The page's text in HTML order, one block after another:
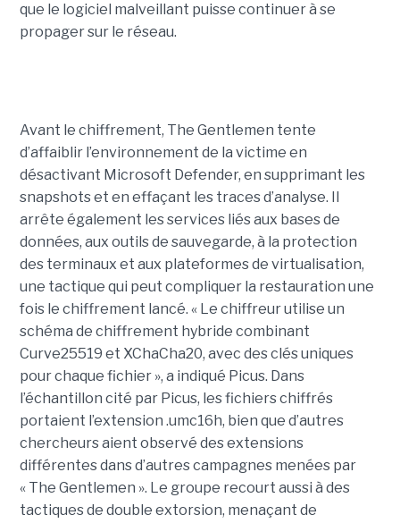
que le logiciel malveillant puisse continuer à se
propager sur le réseau.
Avant le chiffrement, The Gentlemen tente
d’affaiblir l’environnement de la victime en
désactivant Microsoft Defender, en supprimant les
snapshots et en effaçant les traces d’analyse. Il
arrête également les services liés aux bases de
données, aux outils de sauvegarde, à la protection
des terminaux et aux plateformes de virtualisation,
une tactique qui peut compliquer la restauration une
fois le chiffrement lancé. « Le chiffreur utilise un
schéma de chiffrement hybride combinant
Curve25519 et XChaCha20, avec des clés uniques
pour chaque fichier », a indiqué Picus. Dans
l’échantillon cité par Picus, les fichiers chiffrés
portaient l’extension .umc16h, bien que d’autres
chercheurs aient observé des extensions
différentes dans d’autres campagnes menées par
« The Gentlemen ». Le groupe recourt aussi à des
tactiques de double extorsion, menaçant de